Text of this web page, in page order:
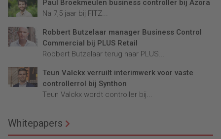
Paul Broekmeulen business controller bij Azora
Na 7,5 jaar bij FITZ...
Robbert Butzelaar manager Business Control
Commercial bij PLUS Retail
Robbert Butzelaar terug naar PLUS...
Teun Valckx verruilt interimwerk voor vaste
controllerrol bij Synthon
Teun Valckx wordt controller bij...
Whitepapers